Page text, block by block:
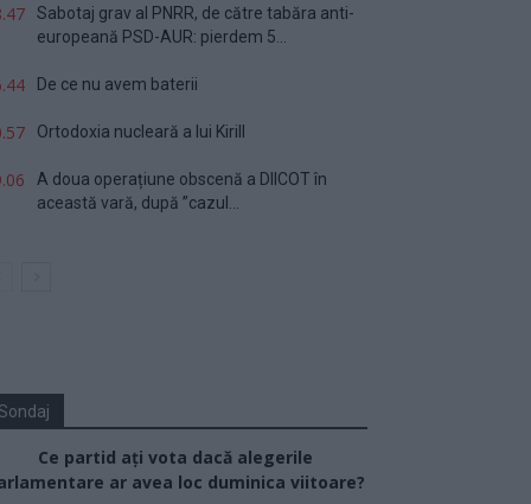
Sabotaj grav al PNRR, de către tabăra anti-
europeană PSD-AUR: pierdem 5...
De ce nu avem baterii
Ortodoxia nucleară a lui Kirill
A doua operațiune obscenă a DIICOT în
această vară, după ”cazul...
Ce partid ați vota dacă alegerile
ar avea loc duminica viitoare?